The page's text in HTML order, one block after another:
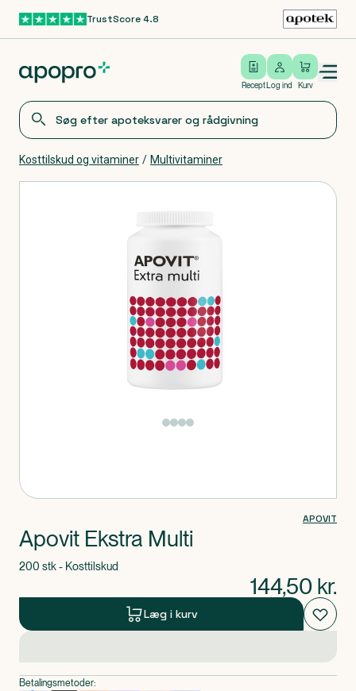
Gå til hovedindholdTrustScore 4.8
Recept
Log ind
Log ind Kurv
Open/close menu
Kosttilskud og vitaminer / Multivitaminer
APOVIT
Apovit Ekstra Multi
200 stk - Kosttilskud
144,50 kr.
Læg i kurv
Betalingsmetoder: